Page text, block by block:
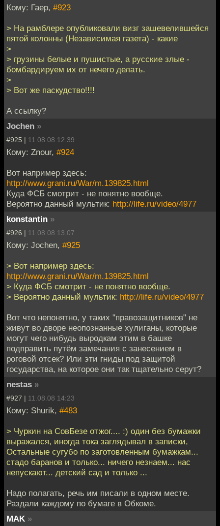
Кому: Гаер, #923
> На рамблере опубликовали визг зашевелившейся
пятой колонны (Независимая газета) - какие
>
> грузины белые и пушистые, а русские злые -
бомбардируем их от нечего делать.
>
> Вот же паскудство!!!!
А ссылку?
Jochen »
#925 | 11.08.08 12:39
Кому: Znour, #924
Вот например здесь:
http://www.grani.ru/War/m.139825.html
Куда ФСБ смотрит - не понятно вообще.
Вероятно данный мультик: http://life.ru/video/4977
konstantin »
#926 | 11.08.08 13:07
Кому: Jochen, #925
> Вот например здесь:
http://www.grani.ru/War/m.139825.html
> Куда ФСБ смотрит - не понятно вообще.
> Вероятно данный мультик: http://life.ru/video/4977
Вот что непонятно, у таких "правозащитников" не
живут во дворе неопознанные хулиганы, которые
могут чего нибудь выродкам этим в башке
подправить путём замечания с занесением в
роговой отсек? Или эти гниды под защитой
государства, на которое они так тщательно серут?
nestas »
#927 | 11.08.08 14:23
Кому: Shurik, #483
> Чуркин на СовБезе отжог.... :) один без бумажки
выражался, иногда тока заглядывал в записки,
Остальные сугубо по заготовленным бумажкам...
стадо баранов и только... ничего незнаем... нас
непускают... детский сад и только ...
Надо полагать, речь им писали в одном месте.
Раздали каждому по бумаге в Обкоме.
MAK »